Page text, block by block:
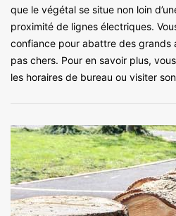
que le végétal se situe non loin
proximité de lignes électriques.
confiance pour abattre des grands
pas chers. Pour en savoir plus,
les horaires de bureau ou visiter